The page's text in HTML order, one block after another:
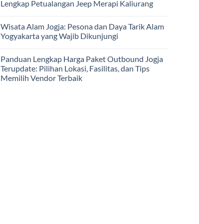
Outbound
Lengkap
Ledok
Sambi:
Pilihan
Team
Building,
dan
Gathering
Lengkap Petualangan Jeep Merapi Kaliurang
on
Harga
Paket
Jogja
Terupdate:
Panduan
Lengkap
Wisata Alam Jogja: Pesona dan Daya Tarik Alam
Yogyakarta yang Wajib Dikunjungi
on
Wisata
Alam
Jogja:
Panduan Lengkap Harga Paket Outbound Jogja
Terupdate: Pilihan Lokasi, Fasilitas, dan Tips
Memilih Vendor Terbaik